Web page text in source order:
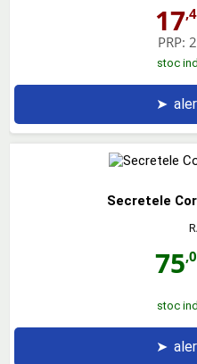
17
PRP:
stoc
➤
Secretele
75
stoc
➤